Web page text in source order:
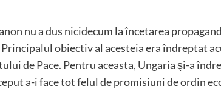
nu a dus nicidecum la încetarea
obiectiv al acesteia era îndreptat
de Pace. Pentru aceasta, Ungaria şi-a
a-i face tot felul de promisiuni de ordin